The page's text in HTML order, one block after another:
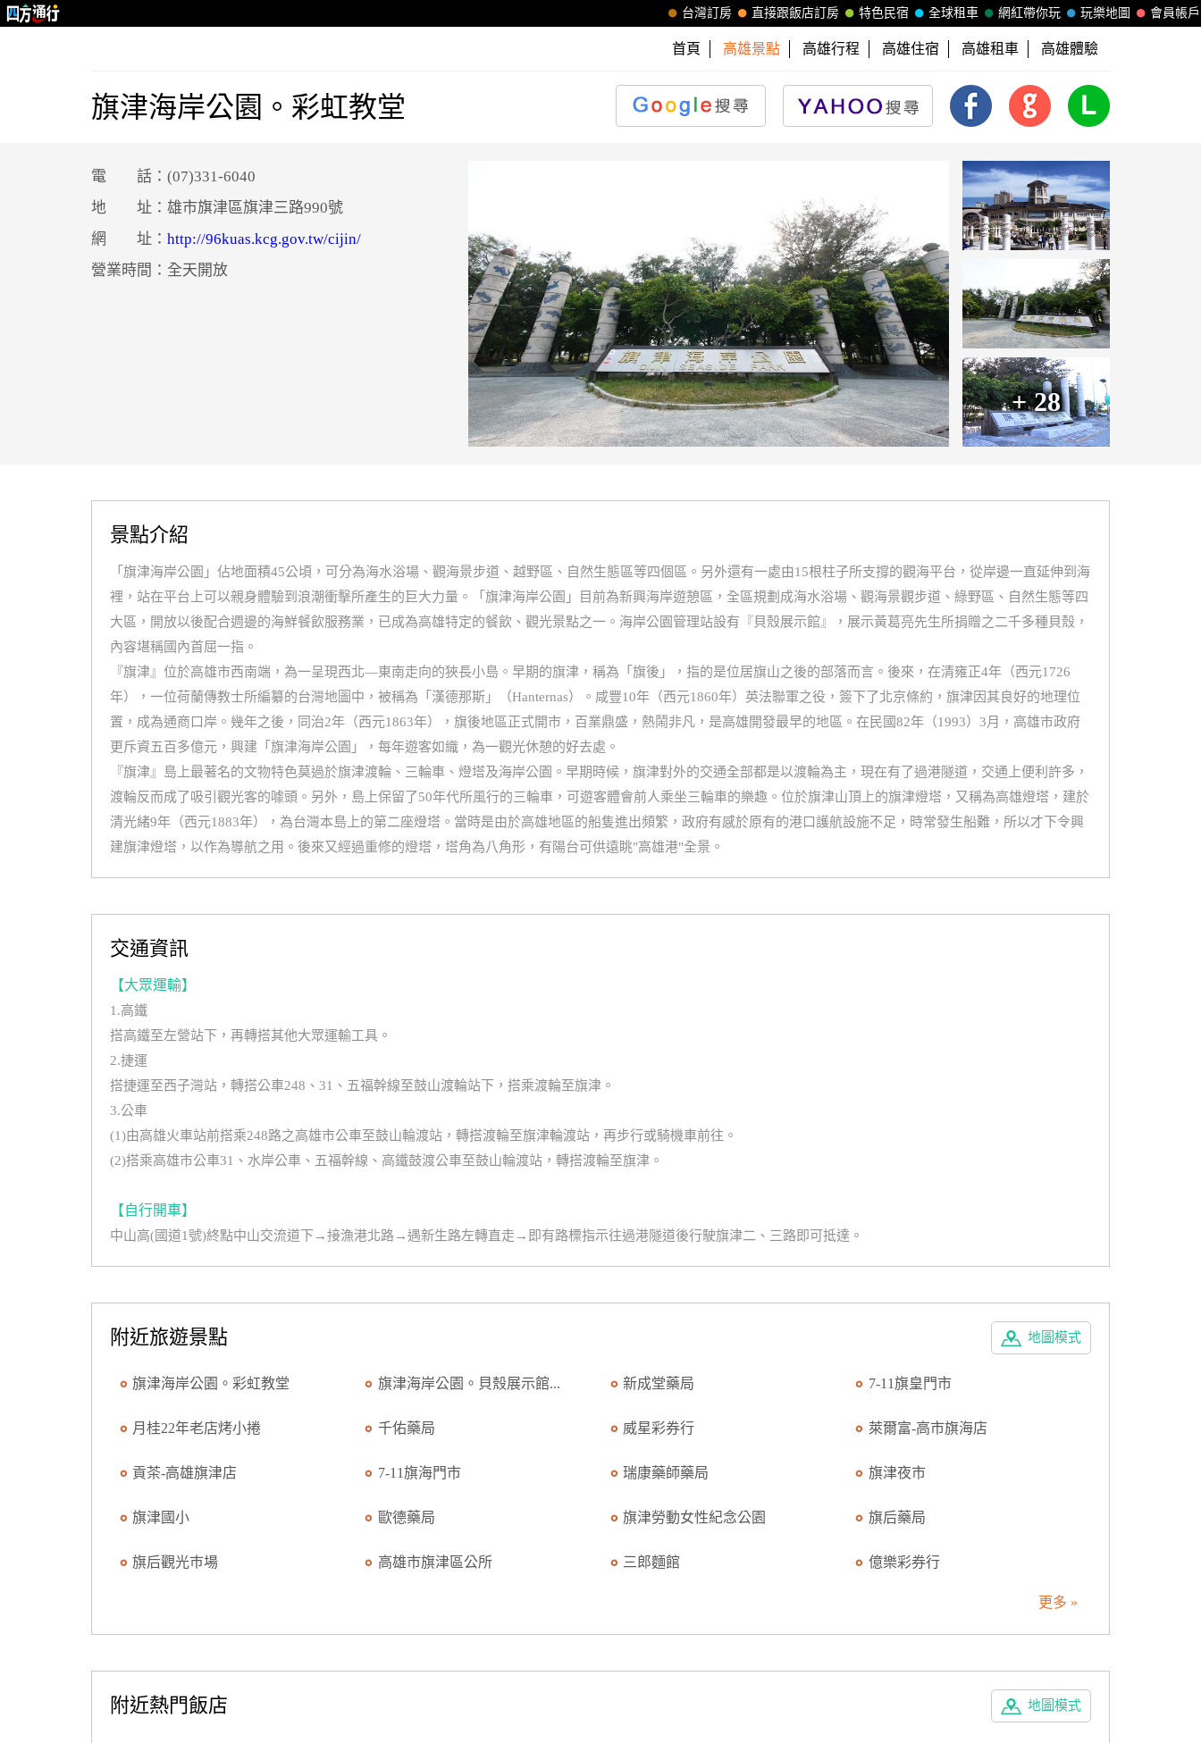
會員帳戶
玩樂地圖
網紅帶你玩
全球租車
特色民宿
直接跟飯店訂房
台灣訂房
首頁 高雄景點 高雄行程 高雄住宿 高雄租車 高雄體驗
旗津海岸公園。彩虹教堂
+ 28
電 話：(07)331-6040
地 址：雄市旗津區旗津三路990號
網 址： http://96kuas.kcg.gov.tw/cijin/
營業時間：全天開放
景點介紹
「旗津海岸公園」佔地面積45公頃，可分為海水浴場、觀海景步道、越野區、自然生態區等四個區。另外還有一處由15根柱子所支撐的觀海平台，從岸邊一直延伸到海
裡，站在平台上可以親身體驗到浪潮衝擊所產生的巨大力量。「旗津海岸公園」目前為新興海岸遊憩區，全區規劃成海水浴場、觀海景觀步道、綠野區、自然生態等四
大區，開放以後配合週邊的海鮮餐飲服務業，已成為高雄特定的餐飲、觀光景點之一。海岸公園管理站設有『貝殼展示館』，展示黃葛亮先生所捐贈之二千多種貝殼，
內容堪稱國內首屈一指。
『旗津』位於高雄市西南端，為一呈現西北—東南走向的狹長小島。早期的旗津，稱為「旗後」，指的是位居旗山之後的部落而言。後來，在清雍正4年（西元1726
年），一位荷蘭傳教士所編纂的台灣地圖中，被稱為「漢德那斯」（Hanternas）。咸豐10年（西元1860年）英法聯軍之役，簽下了北京條約，旗津因其良好的地理位
置，成為通商口岸。幾年之後，同治2年（西元1863年），旗後地區正式開市，百業鼎盛，熱鬧非凡，是高雄開發最早的地區。在民國82年（1993）3月，高雄市政府
更斥資五百多億元，興建「旗津海岸公園」，每年遊客如織，為一觀光休憩的好去處。
『旗津』島上最著名的文物特色莫過於旗津渡輪、三輪車、燈塔及海岸公園。早期時候，旗津對外的交通全部都是以渡輪為主，現在有了過港隧道，交通上便利許多，
渡輪反而成了吸引觀光客的噱頭。另外，島上保留了50年代所風行的三輪車，可遊客體會前人乘坐三輪車的樂趣。位於旗津山頂上的旗津燈塔，又稱為高雄燈塔，建於
清光緒9年（西元1883年），為台灣本島上的第二座燈塔。當時是由於高雄地區的船隻進出頻繁，政府有感於原有的港口護航設施不足，時常發生船難，所以才下令興
建旗津燈塔，以作為導航之用。後來又經過重修的燈塔，塔角為八角形，有陽台可供遠眺"高雄港"全景。
交通資訊
【大眾運輸】
1.高鐵
搭高鐵至左營站下，再轉搭其他大眾運輸工具。
2.捷運
搭捷運至西子灣站，轉搭公車248、31、五福幹線至鼓山渡輪站下，搭乘渡輪至旗津。
3.公車
(1)由高雄火車站前搭乘248路之高雄市公車至鼓山輪渡站，轉搭渡輪至旗津輪渡站，再步行或騎機車前往。
(2)搭乘高雄市公車31、水岸公車、五福幹線、高鐵鼓渡公車至鼓山輪渡站，轉搭渡輪至旗津。
【自行開車】
中山高(國道1號)終點中山交流道下→接漁港北路→遇新生路左轉直走→即有路標指示往過港隧道後行駛旗津二、三路即可抵達。
地圖模式
附近旅遊景點
旗津海岸公園。彩虹教堂 旗津海岸公園。貝殼展示館... 新成堂藥局 7-11旗皇門市
月桂22年老店烤小捲 千佑藥局 威星彩券行 萊爾富-高市旗海店
貢茶-高雄旗津店 7-11旗海門市 瑞康藥師藥局 旗津夜市
旗津國小 歐德藥局 旗津勞動女性紀念公園 旗后藥局
旗后觀光巿場 高雄市旗津區公所 三郎麵館 億樂彩券行
更多 »
地圖模式
附近熱門飯店